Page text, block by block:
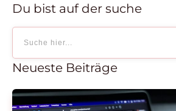
Du bist auf der suche
Neueste Beiträge